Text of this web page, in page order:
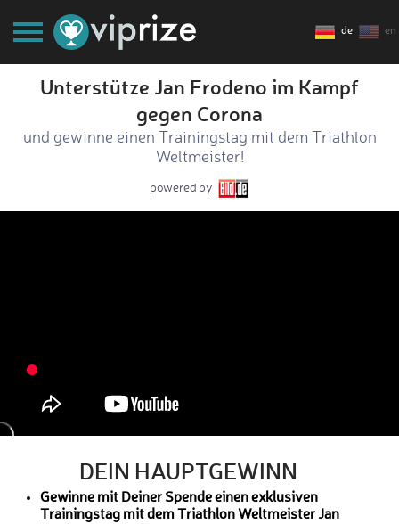
de en
Unterstütze Jan Frodeno im Kampf
gegen Corona
und gewinne einen Trainingstag mit dem Triathlon
Weltmeister!
powered by
DEIN HAUPTGEWINN
Gewinne mit Deiner Spende einen exklusiven
Trainingstag mit dem Triathlon Weltmeister Jan